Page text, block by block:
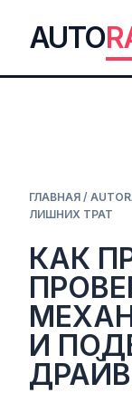
AUTO
ГЛАВНАЯ /
ЛИШНИХ ТРАТ
КАК
И